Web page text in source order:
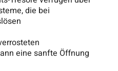
die bei
eine sanfte Öffnung